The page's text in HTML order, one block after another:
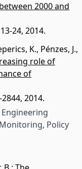
2000 and
24, 2014.
K., Pénzes, J.,
role of
of
2014.
Policy